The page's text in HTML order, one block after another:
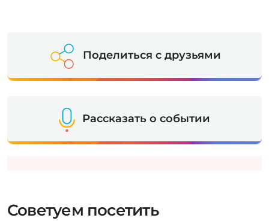
Поделиться с друзьями
Рассказать о событии
Советуем посетить